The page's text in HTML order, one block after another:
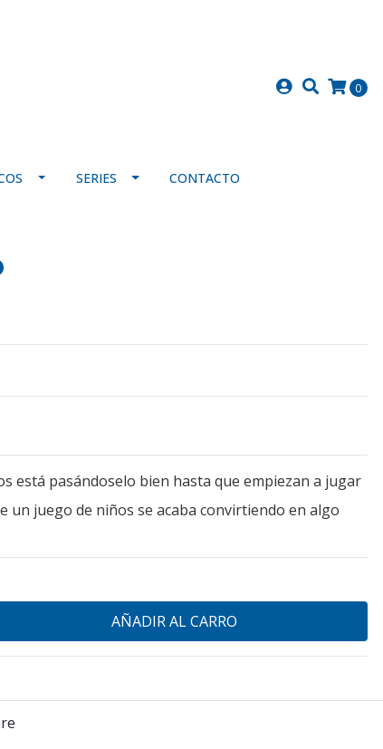
0
SERIES CONTACTO
está pasándoselo bien hasta que empiezan a jugar
un juego de niños se acaba convirtiendo en algo